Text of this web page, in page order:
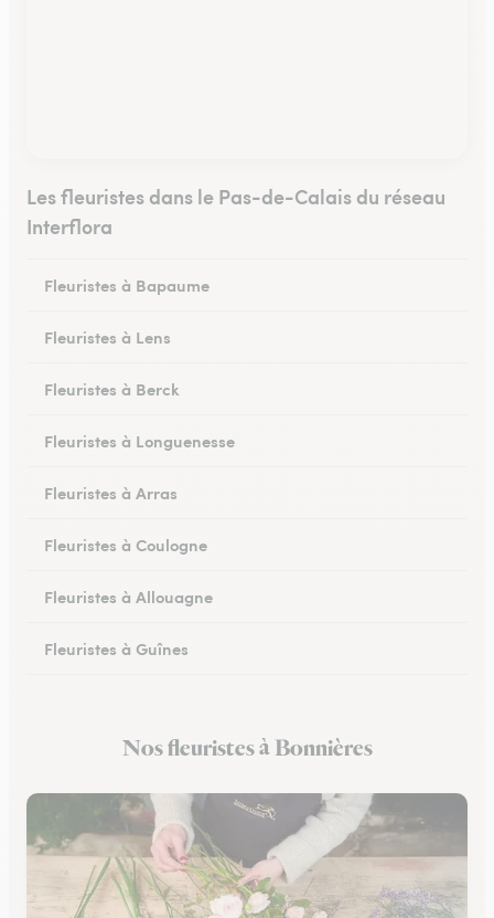
Les fleuristes dans le Pas-de-Calais du réseau
Interflora
Fleuristes à Bapaume
Fleuristes à Lens
Fleuristes à Berck
Fleuristes à Longuenesse
Fleuristes à Arras
Fleuristes à Coulogne
Fleuristes à Allouagne
Fleuristes à Guînes
Fleuristes à Rang-du-Fliers
Nos fleuristes à Bonnières